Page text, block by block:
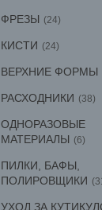
ФРЕЗЫ 24
КИСТИ 24
ВЕРХНИЕ ФОРМЫ
РАСХОДНИКИ 38
ОДНОРАЗОВЫЕ
МАТЕРИАЛЫ
6
ПИЛКИ, БАФЫ,
ПОЛИРОВЩИКИ
УХОД ЗА